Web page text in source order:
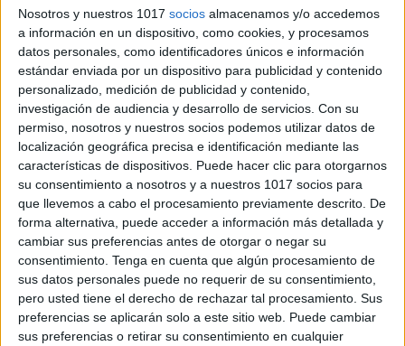
Nosotros y nuestros 1017 socios almacenamos y/o accedemos
a información en un dispositivo, como cookies, y procesamos
datos personales, como identificadores únicos e información
estándar enviada por un dispositivo para publicidad y contenido
personalizado, medición de publicidad y contenido,
investigación de audiencia y desarrollo de servicios. Con su
permiso, nosotros y nuestros socios podemos utilizar datos de
localización geográfica precisa e identificación mediante las
características de dispositivos. Puede hacer clic para otorgarnos
su consentimiento a nosotros y a nuestros 1017 socios para
que llevemos a cabo el procesamiento previamente descrito. De
forma alternativa, puede acceder a información más detallada y
cambiar sus preferencias antes de otorgar o negar su
consentimiento. Tenga en cuenta que algún procesamiento de
sus datos personales puede no requerir de su consentimiento,
pero usted tiene el derecho de rechazar tal procesamiento. Sus
preferencias se aplicarán solo a este sitio web. Puede cambiar
sus preferencias o retirar su consentimiento en cualquier
Juego escritura creativa el prefijo
arbitrario
Publicado el 11 mayo, 2020
Se parte de la idea de deformar las palabras para
hacerlas productivas. Una manera eficaz de deformar
una palabra es poniéndole un prefijo arbitrario. Por
ejemplo hay un auténtico tesoro […]
SEGUIR LEYENDO